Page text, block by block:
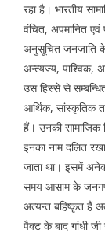
रहा है। भारतीय
वंचित, अपमानित
अनुसूचित जनजाति
अन्त्यज्य, पाश्विक,
उस हिस्से से
आर्थिक, सांस्कृतिक
हैं। उनकी सामाजिक
इनका नाम दलित
जाता था। इसमें
समय आसाम के
अत्यन्त बहिष्कृत हैं
पैक्ट के बाद गांधी जी